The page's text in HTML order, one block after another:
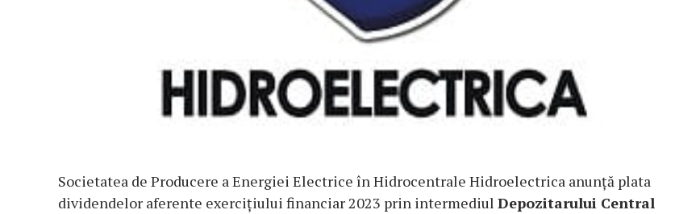
Societatea de Producere a Energiei Electrice în Hidrocentrale Hidroelectrica anunță plata
dividendelor aferente exercițiului financiar 2023 prin intermediul Depozitarului Central